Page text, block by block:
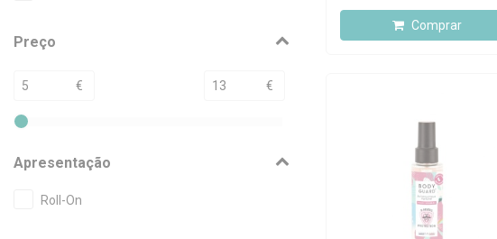
Preço
€ €
Apresentação
Roll-On
Comprar